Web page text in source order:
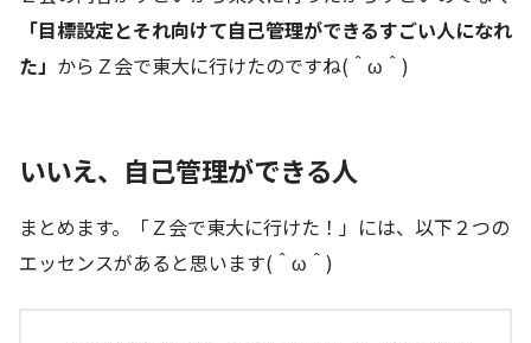
「目標設定とそれ向けて自己管理ができるすごい人になれ
た」 からＺ会で東大に行けたのですね(＾ω＾)
いいえ、自己管理ができる人
まとめます。「Ｚ会で東大に行けた！」には、以下２つの
エッセンスがあると思います(＾ω＾)